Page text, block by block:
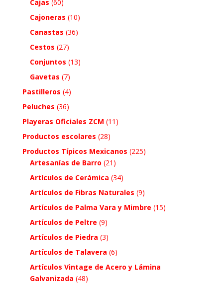
Cajas (60)
Cajoneras (10)
Canastas (36)
Cestos (27)
Conjuntos (13)
Gavetas (7)
Pastilleros (4)
Peluches (36)
Playeras Oficiales ZCM (11)
Productos escolares (28)
Productos Típicos Mexicanos (225)
Artesanías de Barro (21)
Artículos de Cerámica (34)
Artículos de Fibras Naturales (9)
Artículos de Palma Vara y Mimbre (15)
Artículos de Peltre (9)
Artículos de Piedra (3)
Artículos de Talavera (6)
Artículos Vintage de Acero y Lámina
Galvanizada (48)